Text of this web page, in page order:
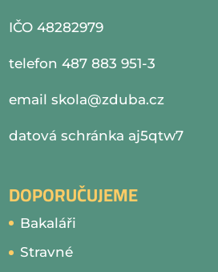
IČO 48282979
telefon 487 883 951-3
emailskola@zduba.cz
datová schránka aj5qtw7
DOPORUČUJEME
Bakaláři
Stravné